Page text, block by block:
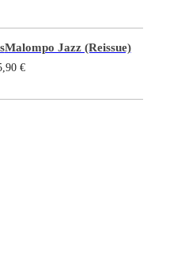
Malompo Jazz (Reissue)
€